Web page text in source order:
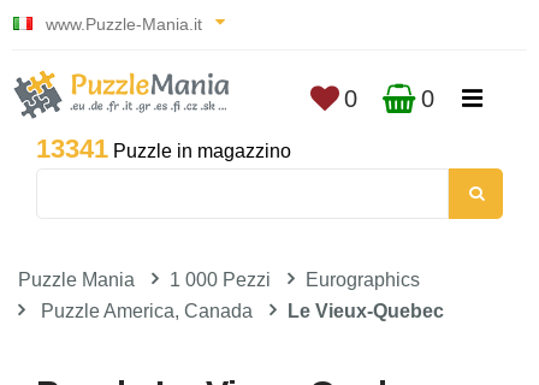
www.Puzzle-Mania.it
13341 Puzzle in magazzino
0 0
Puzzle Mania 1 000 Pezzi
Eurographics
Puzzle America, Canada
Le Vieux-Quebec